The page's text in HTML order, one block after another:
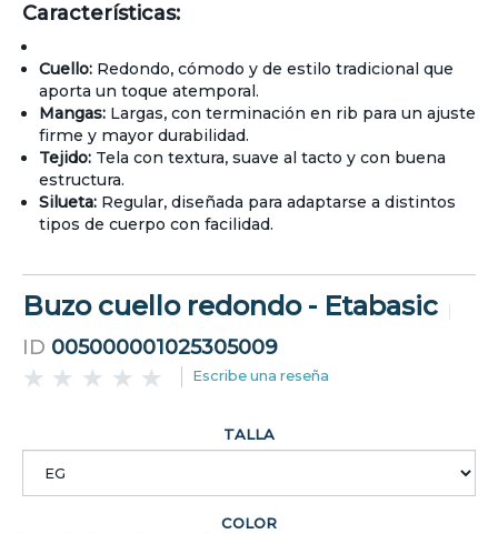
Características:
Cuello: Redondo, cómodo y de estilo tradicional que
aporta un toque atemporal.
Mangas: Largas, con terminación en rib para un ajuste
firme y mayor durabilidad.
Tejido: Tela con textura, suave al tacto y con buena
estructura.
Silueta: Regular, diseñada para adaptarse a distintos
tipos de cuerpo con facilidad.
Buzo cuello redondo - Etabasic
ID 005000001025305009
Escribe una reseña
TALLA
COLOR